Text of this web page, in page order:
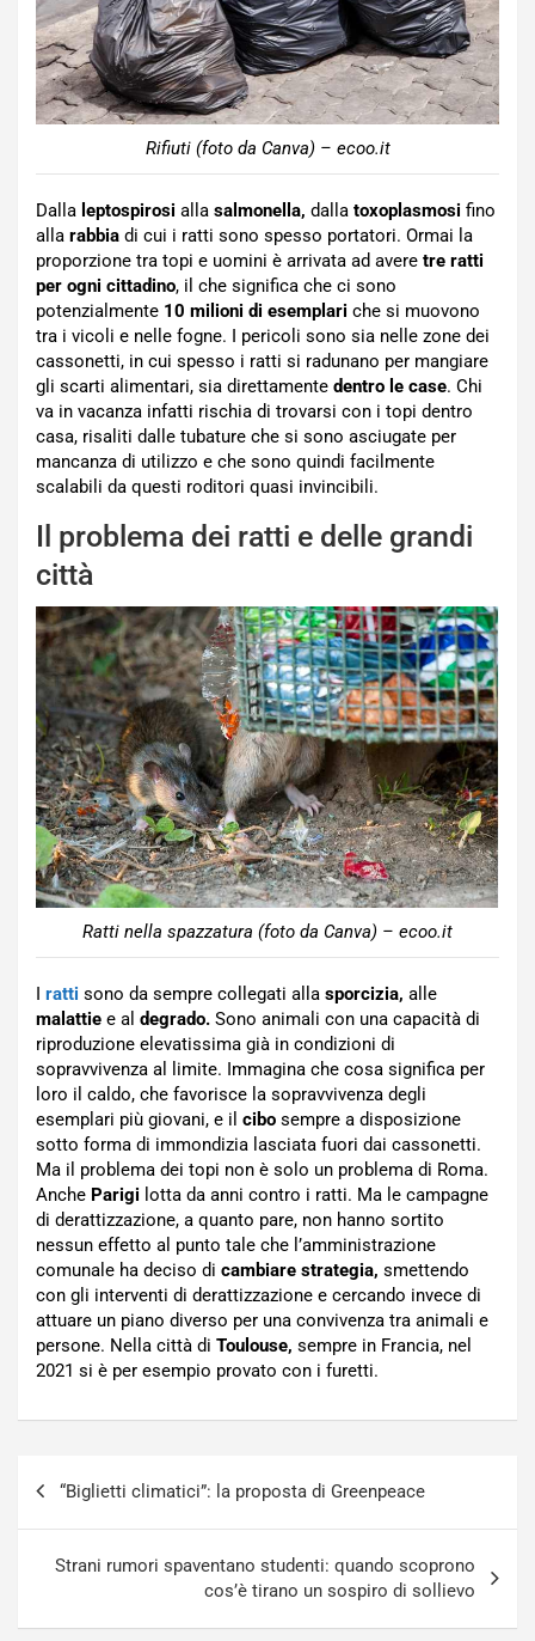
Rifiuti (foto da Canva) – ecoo.it
Dalla leptospirosi alla salmonella, dalla toxoplasmosi fino
alla rabbia di cui i ratti sono spesso portatori. Ormai la
proporzione tra topi e uomini è arrivata ad avere tre ratti
per ogni cittadino, il che significa che ci sono
potenzialmente 10 milioni di esemplari che si muovono
tra i vicoli e nelle fogne. I pericoli sono sia nelle zone dei
cassonetti, in cui spesso i ratti si radunano per mangiare
gli scarti alimentari, sia direttamente dentro le case. Chi
va in vacanza infatti rischia di trovarsi con i topi dentro
casa, risaliti dalle tubature che si sono asciugate per
mancanza di utilizzo e che sono quindi facilmente
scalabili da questi roditori quasi invincibili.
Il problema dei ratti e delle grandi
città
Ratti nella spazzatura (foto da Canva) – ecoo.it
I ratti sono da sempre collegati alla sporcizia, alle
malattie e al degrado. Sono animali con una capacità di
riproduzione elevatissima già in condizioni di
sopravvivenza al limite. Immagina che cosa significa per
loro il caldo, che favorisce la sopravvivenza degli
esemplari più giovani, e il cibo sempre a disposizione
sotto forma di immondizia lasciata fuori dai cassonetti.
Ma il problema dei topi non è solo un problema di Roma.
Anche Parigi lotta da anni contro i ratti. Ma le campagne
di derattizzazione, a quanto pare, non hanno sortito
nessun effetto al punto tale che l’amministrazione
comunale ha deciso di cambiare strategia, smettendo
con gli interventi di derattizzazione e cercando invece di
attuare un piano diverso per una convivenza tra animali e
persone. Nella città di Toulouse, sempre in Francia, nel
2021 si è per esempio provato con i furetti.
articoli
“Biglietti climatici”: la proposta di Greenpeace
Strani rumori spaventano studenti: quando scoprono
cos’è tirano un sospiro di sollievo